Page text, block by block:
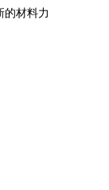
的材料力